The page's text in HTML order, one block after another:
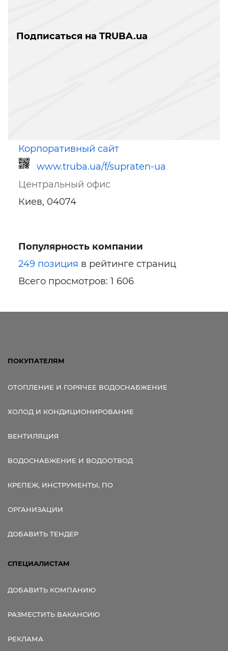
Подписаться на TRUBA.ua
Корпоративный сайт
www.truba.ua/f/supraten-ua
Ссылка для мобильных устройств
Центральный офис
Киев, 04074
Популярность компании
249 позиция в рейтинге страниц
Всего просмотров: 1 606
ПОКУПАТЕЛЯМ
ОТОПЛЕНИЕ И ГОРЯЧЕЕ ВОДОСНАБЖЕНИЕ
ХОЛОД И КОНДИЦИОНИРОВАНИЕ
ВЕНТИЛЯЦИЯ
ВОДОСНАБЖЕНИЕ И ВОДООТВОД
КРЕПЕЖ, ИНСТРУМЕНТЫ, ПО
ОРГАНИЗАЦИИ
ДОБАВИТЬ ТЕНДЕР
СПЕЦИАЛИСТАМ
ДОБАВИТЬ КОМПАНИЮ
РАЗМЕСТИТЬ ВАКАНСИЮ
РЕКЛАМА